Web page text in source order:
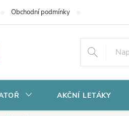
Obchodní podmínky Potřebujete
AKČNÍ LETÁKY